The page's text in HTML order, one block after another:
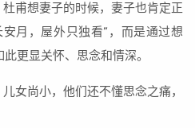
甫想妻子的时候，妻子也肯定正
月，屋外只独看”，而是通过想
更显关怀、思念和情深。
女尚小，他们还不懂思念之痛，